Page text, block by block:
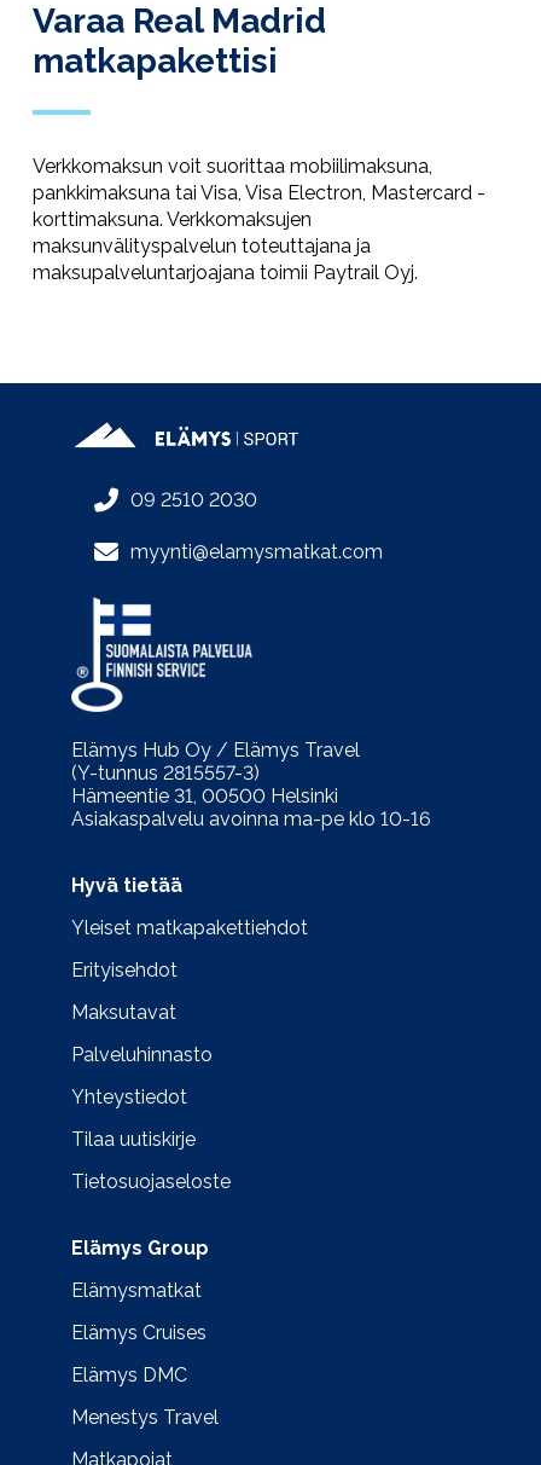
Varaa Real Madrid
matkapakettisi
Verkkomaksun voit suorittaa mobiilimaksuna,
pankkimaksuna tai Visa, Visa Electron, Mastercard -
korttimaksuna. Verkkomaksujen
maksunvälityspalvelun toteuttajana ja
maksupalveluntarjoajana toimii Paytrail Oyj.
09 2510 2030
myynti@elamysmatkat.com
Elämys Hub Oy / Elämys Travel
(Y-tunnus 2815557-3)
Hämeentie 31, 00500 Helsinki
Asiakaspalvelu avoinna ma-pe klo 10-16
Hyvä tietää
Yleiset matkapakettiehdot
Erityisehdot
Maksutavat
Palveluhinnasto
Yhteystiedot
Tilaa uutiskirje
Tietosuojaseloste
Elämys Group
Elämysmatkat
Elämys Cruises
Elämys DMC
Menestys Travel
Matkapojat